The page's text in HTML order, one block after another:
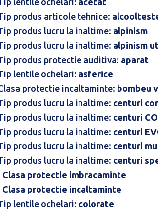
produs articole tehnice:
produs lucru la inaltime: alpinism
produs lucru la inaltime: alpinism
produs protectie auditiva: aparat
lentile ochelari: asferice
protectie incaltaminte: bombeu
produs lucru la inaltime: centuri
produs lucru la inaltime: centuri
produs lucru la inaltime: centuri
produs lucru la inaltime: centuri
produs lucru la inaltime: centuri
Clasa protectie imbracaminte
Clasa protectie incaltaminte
lentile ochelari: colorate